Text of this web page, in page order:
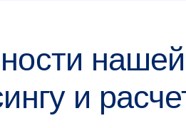
нашей
и